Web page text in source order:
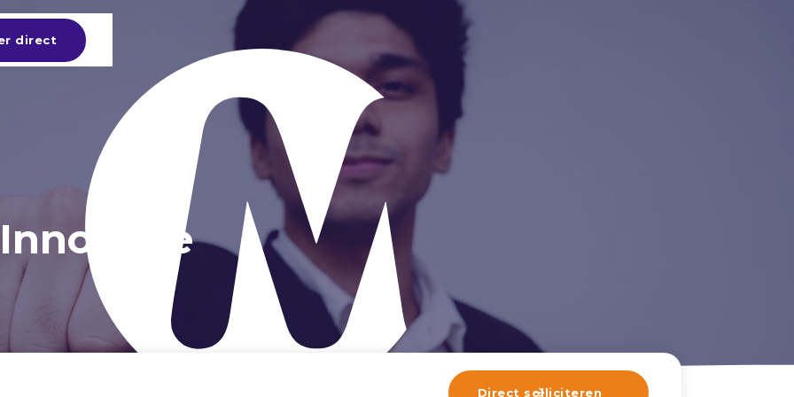
direct
Direct solliciteren
